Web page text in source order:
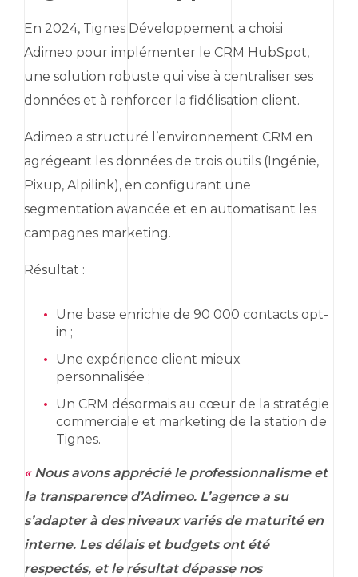
En 2024, Tignes Développement a choisi
Adimeo pour implémenter le CRM HubSpot,
une solution robuste qui vise à centraliser ses
données et à renforcer la fidélisation client.
Adimeo a structuré l’environnement CRM en
agrégeant les données de trois outils (Ingénie,
Pixup, Alpilink), en configurant une
segmentation avancée et en automatisant les
campagnes marketing.
Résultat :
Une base enrichie de 90 000 contacts opt-
in ;
Une expérience client mieux
personnalisée ;
Un CRM désormais au cœur de la stratégie
commerciale et marketing de la station de
Tignes.
«Nous avons apprécié le professionnalisme et
la transparence d’Adimeo. L’agence a su
s’adapter à des niveaux variés de maturité en
interne. Les délais et budgets ont été
respectés, et le résultat dépasse nos